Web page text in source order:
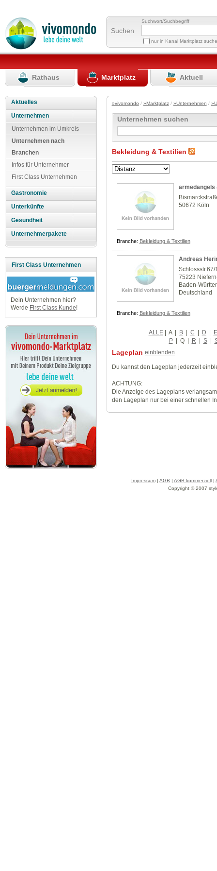
Suchen
Suchwort/Suchbegriff
nur in Kanal Marktplatz
Rathaus Marktplatz Aktuell
Aktuelles
Unternehmen
Unternehmen im Umkreis
Unternehmen nach
Branchen
Infos für Unternehmer
First Class Unternehmen
Gastronomie
Unterkünfte
Gesundheit
Unternehmerpakete
First Class Unternehmen
Dein Unternehmen hier?
Werde First Class Kunde!
»vivomondo / »Marktplatz/ »Unternehmen /
Unternehmen suchen
Bekleidung & Textilien
armedangels
50672 Köln
Branche: Bekleidung & Textilien
Andreas
Schlossstr.67/
75223
Baden-
Deutschland
Branche: Bekleidung & Textilien
ALLE| A| B | C | D | E
P | Q | R | S |
Lageplan einblenden
Du kannst den Lageplan jederzeit
ACHTUNG:
Die Anzeige des Lageplans
den Lageplan nur bei einer schnellen
Impressum| AGB | AGB kommerziell|
Copyright © 2007